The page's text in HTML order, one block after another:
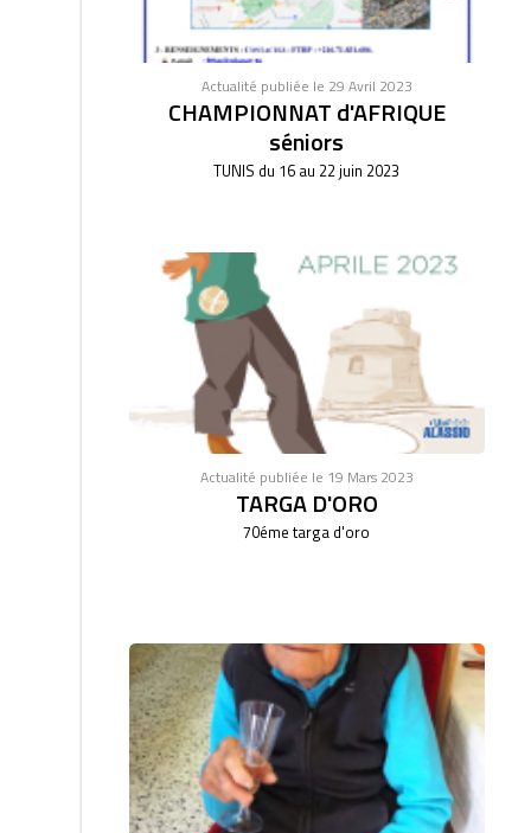
Actualité publiée le 29 Avril 2023
CHAMPIONNAT d'AFRIQUE
séniors
TUNIS du 16 au 22 juin 2023
Actualité publiée le 19 Mars 2023
TARGA D'ORO
70éme targa d'oro